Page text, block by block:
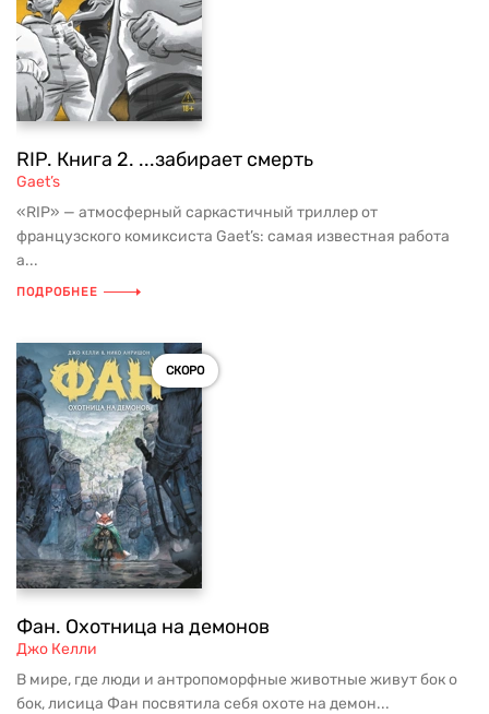
RIP. Книга 2. ...забирает смерть
Gaet’s
«RIP» — атмосферный саркастичный триллер от
французского комиксиста Gaet’s: самая известная работа
а...
ПОДРОБНЕЕ
СКОРО
Фан. Охотница на демонов
Джо Келли
В мире, где люди и антропоморфные животные живут бок о
бок, лисица Фан посвятила себя охоте на демон...